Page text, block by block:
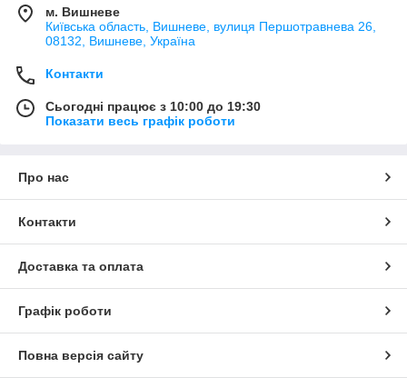
м. Вишневе
Київська область, Вишневе, вулиця Першотравнева 26,
08132, Вишневе, Україна
Контакти
Сьогодні працює з 10:00 до 19:30
Показати весь графік роботи
Про нас
Контакти
Доставка та оплата
Графік роботи
Повна версія сайту